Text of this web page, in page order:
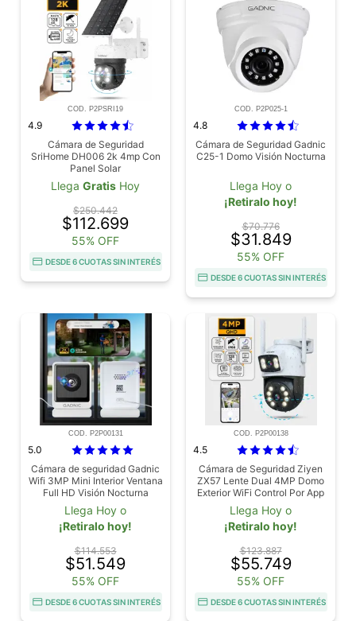
COD. P2PSRI19
4.9
Cámara de Seguridad
SriHome DH006 2k 4mp Con
Panel Solar
Llega Gratis Hoy
$250.442
$112.699
55% OFF
DESDE 6 CUOTAS SIN INTERÉS
COD. P2P025-1
4.8
Cámara de Seguridad Gadnic
C25-1 Domo Visión Nocturna
Llega Hoy o
¡Retiralo hoy!
$70.776
$31.849
55% OFF
DESDE 6 CUOTAS SIN INTERÉS
COD. P2P00131
5.0
Cámara de seguridad Gadnic
Wifi 3MP Mini Interior Ventana
Full HD Visión Nocturna
Llega Hoy o
¡Retiralo hoy!
$114.553
$51.549
55% OFF
DESDE 6 CUOTAS SIN INTERÉS
COD. P2P00138
4.5
Cámara de Seguridad Ziyen
ZX57 Lente Dual 4MP Domo
Exterior WiFi Control Por App
Llega Hoy o
¡Retiralo hoy!
$123.887
$55.749
55% OFF
DESDE 6 CUOTAS SIN INTERÉS